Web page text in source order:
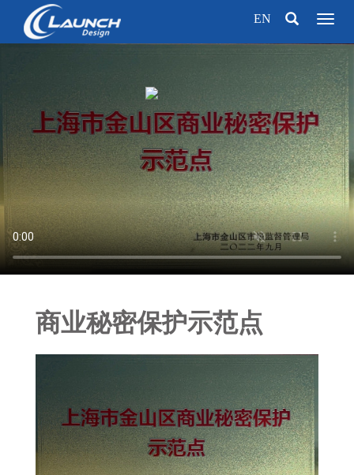
EN
商业秘密保护示范点